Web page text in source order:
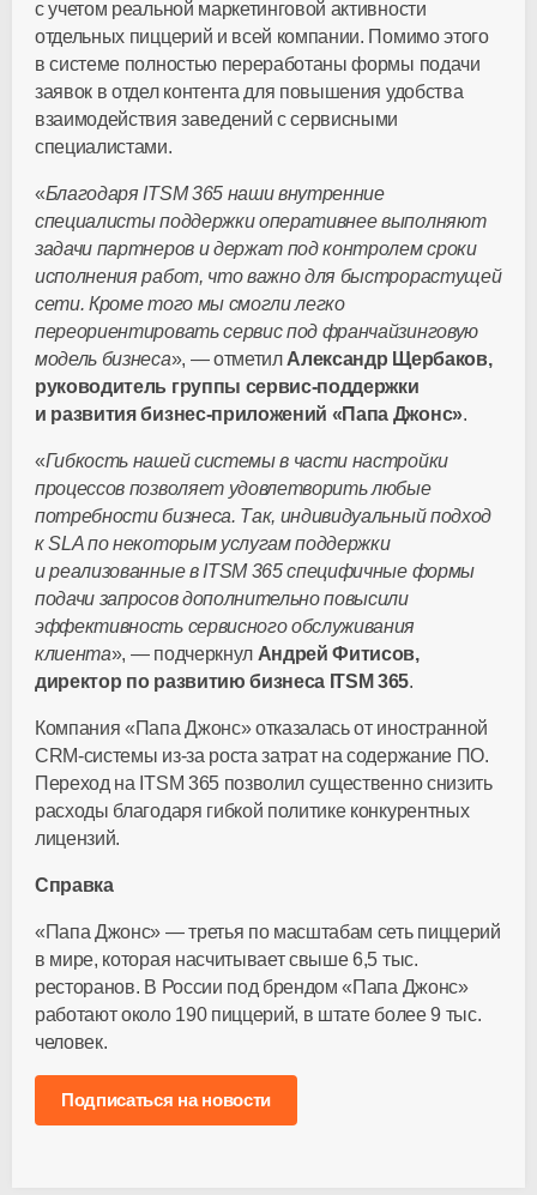
с учетом реальной маркетинговой активности
отдельных пиццерий и всей компании. Помимо этого
в системе полностью переработаны формы подачи
заявок в отдел контента для повышения удобства
взаимодействия заведений с сервисными
специалистами.
«Благодаря ITSM 365 наши внутренние
специалисты поддержки оперативнее выполняют
задачи партнеров и держат под контролем сроки
исполнения работ, что важно для быстрорастущей
сети. Кроме того мы смогли легко
переориентировать сервис под франчайзинговую
модель бизнеса», — отметил Александр Щербаков,
руководитель группы сервис-поддержки
и развитиябизнес-приложений «Папа Джонс».
«Гибкость нашей системы в части настройки
процессов позволяет удовлетворить любые
потребности бизнеса. Так, индивидуальный подход
к SLA по некоторым услугам поддержки
и реализованные в ITSM 365 специфичные формы
подачи запросов дополнительно повысили
эффективность сервисного обслуживания
клиента», — подчеркнул Андрей Фитисов,
директор по развитию бизнеса ITSM 365.
Компания «Папа Джонс» отказалась от иностранной
CRM-системы из-за роста затрат на содержание ПО.
Переход на ITSM 365 позволил существенно снизить
расходы благодаря гибкой политике конкурентных
лицензий.
Справка
«Папа Джонс» — третья по масштабам сеть пиццерий
в мире, которая насчитывает свыше 6,5 тыс.
ресторанов. В России под брендом «Папа Джонс»
работают около 190 пиццерий, в штате более 9 тыс.
человек.
Подписаться на новости